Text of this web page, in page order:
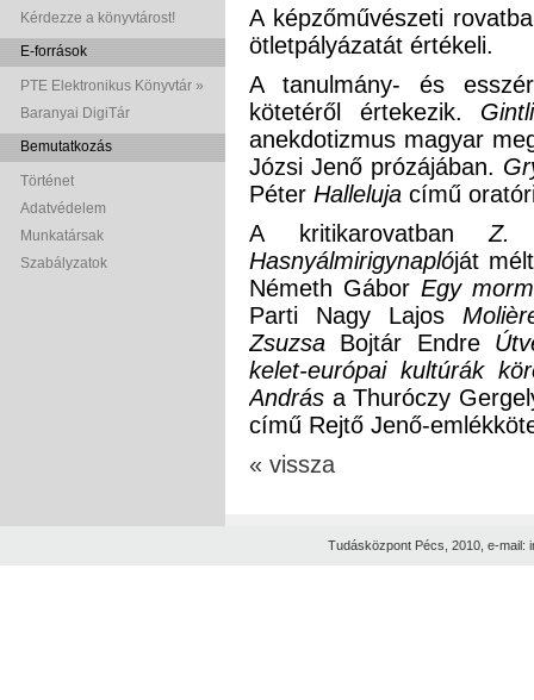
Kérdezze a könyvtárost!
E-források
PTE Elektronikus Könyvtár »
Baranyai DigiTár
Bemutatkozás
Történet
Adatvédelem
Munkatársak
Szabályzatok
A képzőművészeti
ötletpályázatát értékeli.
A tanulmány- és
kötetéről értekezik.
anekdotizmus magyar
Józsi Jenő prózájában.
Péter Halleluja című
A kritikarovatbanZ.
Hasnyálmirigynaplóját
Németh GáborEgy
Parti Nagy Lajos
Zsuzsa Bojtár Endre
kelet-európai kultúrák
András a Thuróczy
című Rejtő Jenő-
« vissza
Tudásközpont Pécs, 2010, e-mail: